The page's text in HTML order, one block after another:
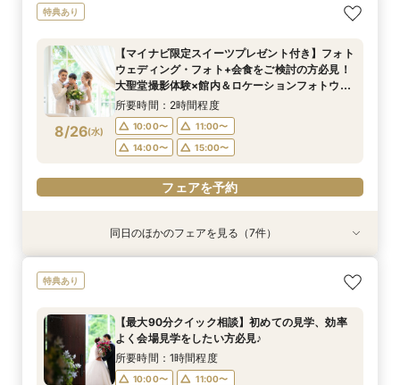
8/24(月 )
【初めての見学の方におすすめ】マイナビ限定特
9:00〜
10:00〜
11:00〜
13:00〜
15:00〜
フェアを予約
8/24(月 )
＼会場使用料半額プレゼント／【6名～でも憧れ
所要時間：2時間30分程度
9:00〜
10:00〜
11:00〜
14:00〜
15:00〜
8/24(月 )
【最大90分クイック相談】初めての見学、効率
10:00〜
11:00〜
13:00〜
14:00〜
16:00〜
フェアを予約
8/24(月 )
【大切なペットと叶える♪】With Petウェディン
10:00〜
12:00〜
14:00〜
16:00〜
17:00〜
フェアを予約
8/24(月 )
【マイナビ限定スイーツプレゼント付き】フォト
ウェディング・フォト+会食をご検討の方必見！
ディング相談会♪
所要時間：2時間程度
10:00〜
11:00〜
14:00〜
15:00〜
フェアを予約
8/24(月 )
9:00〜
10:00〜
11:00〜
13:00〜
15:00〜
フェアを予約
8/24(月 )
迷い始めたら参加！【2件目以降に◎】会場徹底
9:00〜
10:00〜
11:00〜
14:00〜
15:00〜
フェアを予約
特典あり
8/26(水)
【マイナビ限定スイーツプレゼント付き】フォト
ウェディング・フォト+会食をご検討の方必見！
大聖堂撮影体験×館内＆ロケーションフォトウエ
ディング相談会♪
所要時間：2時間程度
10:00〜
11:00〜
14:00〜
15:00〜
フェアを予約
8/26( 水)
【初めての見学の方におすすめ】マイナビ限定特
9:00〜
10:00〜
11:00〜
13:00〜
15:00〜
8/26( 水)
【少人数OK‼】＼先輩カップルが納得した／フォ
所要時間：2時間30分程度
11:30〜
12:30〜
8/26( 水)
＼会場使用料半額プレゼント／【6名～でも憧れ
所要時間：2時間30分程度
11:00〜
14:00〜
8/26( 水)
【最大90分クイック相談】初めての見学、効率
10:00〜
11:00〜
13:00〜
14:00〜
16:00〜
8/26( 水)
【大切なペットと叶える♪】With Petウェディン
10:00〜
12:00〜
14:00〜
16:00〜
17:00〜
8/26( 水)
9:00〜
10:00〜
11:00〜
13:00〜
15:00〜
8/26( 水)
迷い始めたら参加！【2件目以降に◎】会場徹底
9:00〜
10:00〜
11:00〜
14:00〜
15:00〜
同日のほかのフェアを見る（7件）
特典あり
【最大90分クイック相談】初めての見学、効率
よく会場見学をしたい方必見♪
所要時間：1時間程度
10:00〜
11:00〜